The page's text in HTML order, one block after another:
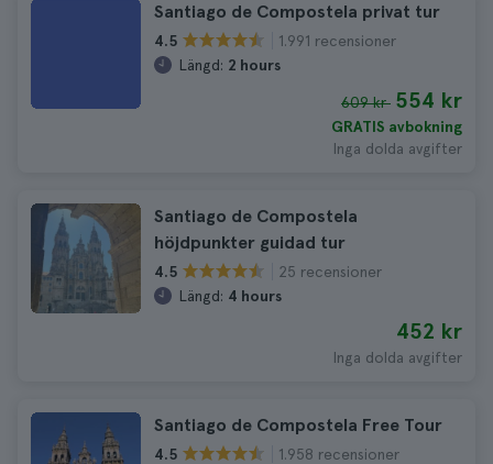
Santiago de Compostela privat tur
4.5
1.991 recensioner
Längd: 2 hours
609 kr 554 kr
GRATIS avbokning
Inga dolda avgifter
Santiago de Compostela
höjdpunkter guidad tur
4.5
25 recensioner
Längd: 4 hours
452 kr
Inga dolda avgifter
Santiago de Compostela Free Tour
4.5
1.958 recensioner